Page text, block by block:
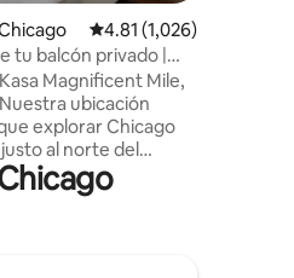
162 reseñasCalificación promedio:
4.81 (1,026)
tu balcón privado |
Magnificent Mile,
ubicación
explorar Chicago
al norte del
estarás a pocos
Beach, a pocos